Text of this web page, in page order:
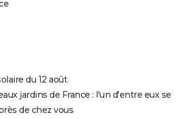
du 12 août
jardins de France : l'un d'entre eux se
de chez vous